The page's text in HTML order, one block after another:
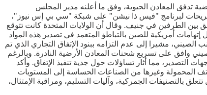
تدفق المعادن الحيوية، وفق ما أعلنه مدير المجلس
تصريحات لبرنامج "فيس ذا نيشن" على شبكة "سي بي إس نيوز"،
بين الطرفين في جنيف. وقال أن الولايات المتحدة كانت تتوقع
أمريكية للصين بالتباطؤ المتعمد في تصدير هذه المواد
مشيرا إلى عدم التزامه ببنود الإتفاق التجاري الذي تم
وافق على تسريع شحنات المعادن الأرضية النادرة. وبالرغم
مما أثار تساؤلات حول جدية تنفيذ الإتفاق. وأكد
المحمولة وغيرها من الصناعات الحساسة إلى المستويات
بالتصنيفات الجمركية، وآليات التسليم، ومراقبة الإمتثال،